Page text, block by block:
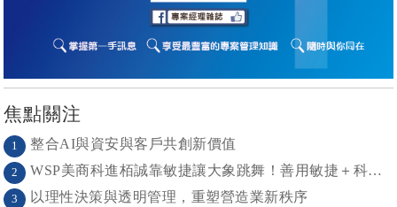
焦點關注
1 整合AI與資安與客戶共創新價值
2 WSP美商科進栢誠靠敏捷讓大象跳舞！善用敏捷＋科技力， 大型工程也能快速迭代
3 以理性決策與透明管理，重塑營造業新秩序